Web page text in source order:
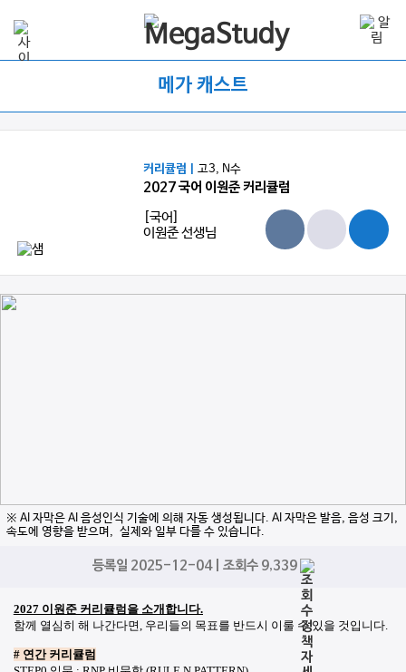
메가 캐스트
커리큘럼 |고3, N수
2027 국어 이원준 커리큘럼
[국어]
이원준 선생님
※ AI 자막은 AI 음성인식 기술에 의해 자동 생성됩니다. AI 자막은 발음, 음성 크기,
속도에 영향을 받으며, 실제와 일부 다를 수 있습니다.
등록일 2025-12-04 | 조회수 9,339
2027 이원준 커리큘럼을 소개합니다.
함께 열심히 해 나간다면, 우리들의 목표를 반드시 이룰 수 있을 것입니다.
# 연간 커리큘럼